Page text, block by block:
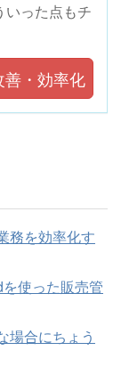
いった点もチ
善・効率化
務を効率化す
使った販売管
場合にちょう